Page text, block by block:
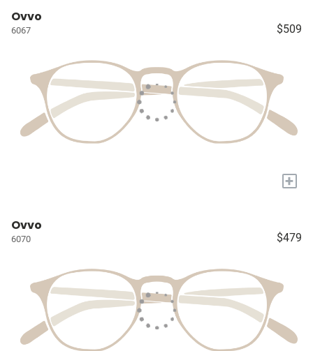
Ovvo
6067 $509
+
Ovvo
6070 $479